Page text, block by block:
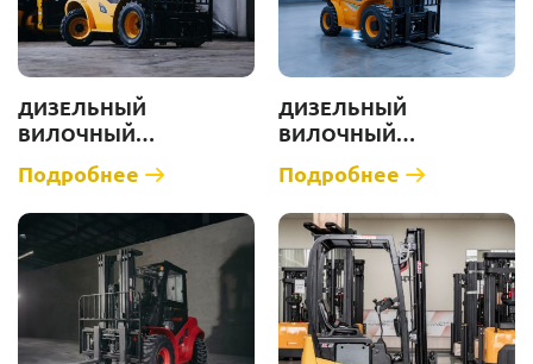
ДИЗЕЛЬНЫЙ
ВИЛОЧНЫЙ
ПОГРУЗЧИК ZAUBERG
DS35-X 2WD [Г/П 3500
КГ]
Подробнее
ДИЗЕЛЬНЫЙ
ВИЛОЧНЫЙ
ПОГРУЗЧИК ZAUBERG
DS35-X 4WD [Г/П 3500
КГ]
Подробнее